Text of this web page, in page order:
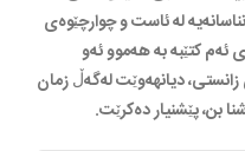
لە ئاست و چوارچێوەی
ئەم کتێبە بە هەموو ئەو
دیانهەوێت لەگەڵ زمان
بن، پێشنیار دەکرێت.